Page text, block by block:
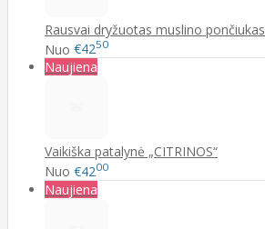
Rausvai dryžuotas muslino pončiukas
Nuo €4250
Naujiena
Vaikiška patalynė „CITRINOS“
Nuo €4200
Naujiena